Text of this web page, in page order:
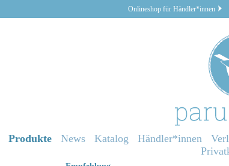
Onlineshop für Händler*innen
Produkte News Katalog Händler*innen